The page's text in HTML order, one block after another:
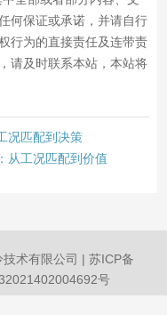
何保证或承诺，并请自行
行为的直接责任及连带责
请及时联系本站，本站将
况匹配到决策
从工况匹配到价值
术有限公司 | 苏ICP备
号